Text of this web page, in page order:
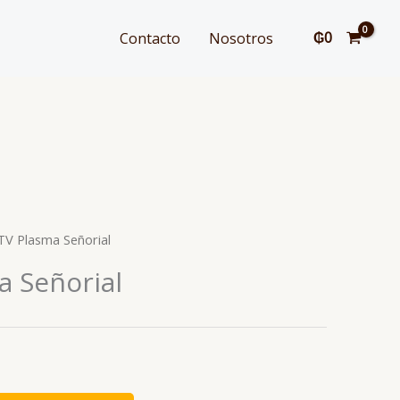
Contacto Nosotros ₲0
Plasma Señorial
Señorial